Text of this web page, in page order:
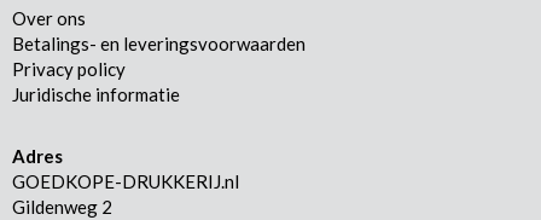
Over ons
Betalings- en leveringsvoorwaarden
Privacy policy
Juridische informatie
Adres
GOEDKOPE-DRUKKERIJ.nl
Gildenweg 2